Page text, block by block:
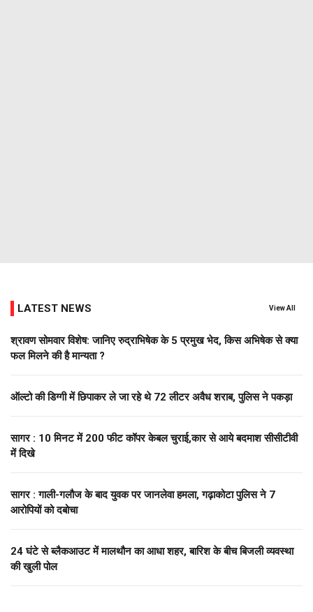
LATEST NEWS View All
श्रावण सोमवार विशेष: जानिए रुद्राभिषेक के 5 प्रमुख भेद, किस अभिषेक से क्या
फल मिलने की है मान्यता ?
ऑल्टो की डिग्गी में छिपाकर ले जा रहे थे 72 लीटर अवैध शराब, पुलिस ने पकड़ा
सागर : 10 मिनट में 200 फीट कॉपर केबल चुराई,कार से आये बदमाश सीसीटीवी
में दिखे
सागर : गाली-गलौज के बाद युवक पर जानलेवा हमला, गढ़ाकोटा पुलिस ने 7
आरोपियों को दबोचा
24 घंटे से ब्लैकआउट में मालथौन का आधा शहर, बारिश के बीच बिजली व्यवस्था
की खुली पोल